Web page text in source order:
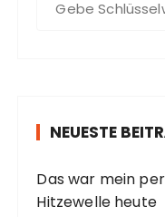
c
h
NEUESTE
Das war mein
Hitzewelle heute